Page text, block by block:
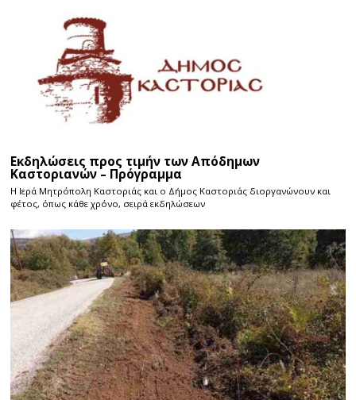
Εκδηλώσεις προς τιμήν των Απόδημων
Καστοριανών – Πρόγραμμα
Η Ιερά Μητρόπολη Καστοριάς και ο Δήμος Καστοριάς διοργανώνουν και
φέτος, όπως κάθε χρόνο, σειρά εκδηλώσεων